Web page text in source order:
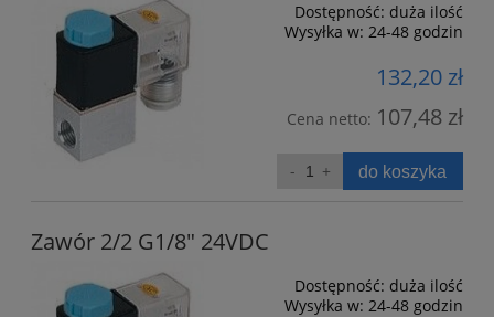
Dostępność: duża ilość
Wysyłka w: 24-48 godzin
132,20 zł
Cena netto: 107,48 zł
do koszyka
Zawór 2/2 G1/8" 24VDC
Dostępność: duża ilość
Wysyłka w: 24-48 godzin